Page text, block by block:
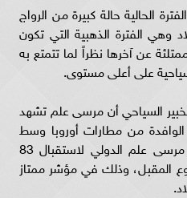
الحالية حالة كبيرة من الرواج
وهي الفترة الذهبية التي تكون
عن آخرها نظراً لما تتمتع به
على أعلى مستوى.
السياحي أن مرسى علم تشهد
من مطارات أوروبا وسط
استعدادات من سلطات مطار مرسى علم الدولي لاستقبال 83
المقبل، وذلك في مؤشر ممتاز